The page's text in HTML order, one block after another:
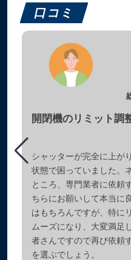
口コミ
開閉機のリミット調
シャッターが完全に上が
状態で困っていました。
ところ、専門業者に依頼
ちらにお願いして本当に
はもちろんですが、特に
ムーズになり、大変満足
者さんですので再び依頼
を選ぶでしょう。